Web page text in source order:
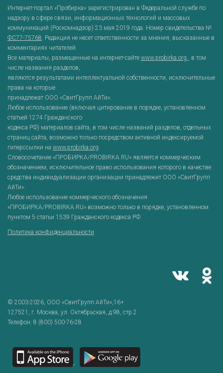
Интернет-портал «Пробирка» зарегистрирован в Федеральной службе по
надзору в сфере связи, информационных технологий и массовых
коммуникаций (Роскомнадзор) 23 мая 2019 года. Номер свидетельства №
ФС77-75768. Редакция не несет ответственности за мнения, высказанные в
комментариях читателей.
Все материалы, размещенные на интернет-сайте www.probirka.org , в том
числе названия разделов,
являются результатами интеллектуальной собственности, исключительные
права на которые
принадлежат ООО «СвитГрупп АйТи».
Любое использование (включая цитирование в порядке, установленном
статьей 1274 Гражданского
кодекса РФ) материалов сайта, в том числе названий разделов, отдельных
страниц сайта, возможно только посредством активной индексируемой
гиперссылки на www.probirka.org.
Словосочетание «ПРОБИРКА/PROBIRKA.RU» является коммерческим
обозначением, исключительное право использования которого в качестве
средства индивидуализации организации принадлежит ООО «СвитГрупп
АйТи».
Любое использование коммерческого обозначения
«ПРОБИРКА/PROBIRKA.RU» возможно только в порядке, установленном
пунктом 5 статьи 1539 Гражданского кодекса РФ.
Политика конфиденциальности
© 2003-2026, ООО «СвитГрупп АйТи»,16+
127521 , г. Москва, ул. Октябрьская, д.98, стр.2
Телефон: 8 (800) 500-76-28